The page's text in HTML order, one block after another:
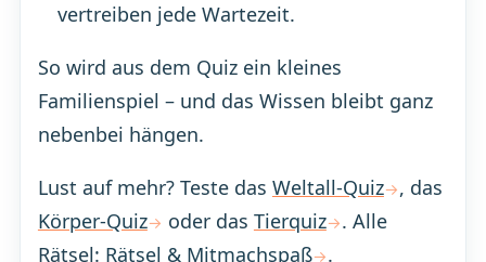
vertreiben jede Wartezeit.
So wird aus dem Quiz ein kleines
Familienspiel – und das Wissen bleibt ganz
nebenbei hängen.
Lust auf mehr? Teste das Weltall-Quiz
, das
Körper-Quiz
oder das Tierquiz
. Alle
Rätsel: Rätsel & Mitmachspaß .